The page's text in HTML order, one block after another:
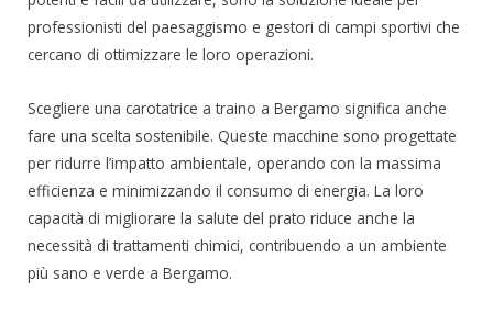
professionisti del paesaggismo e gestori di campi sportivi che
cercano di ottimizzare le loro operazioni.
Scegliere una carotatrice a traino a Bergamo significa anche
fare una scelta sostenibile. Queste macchine sono progettate
per ridurre l’impatto ambientale, operando con la massima
efficienza e minimizzando il consumo di energia. La loro
capacità di migliorare la salute del prato riduce anche la
necessità di trattamenti chimici, contribuendo a un ambiente
più sano e verde a Bergamo.